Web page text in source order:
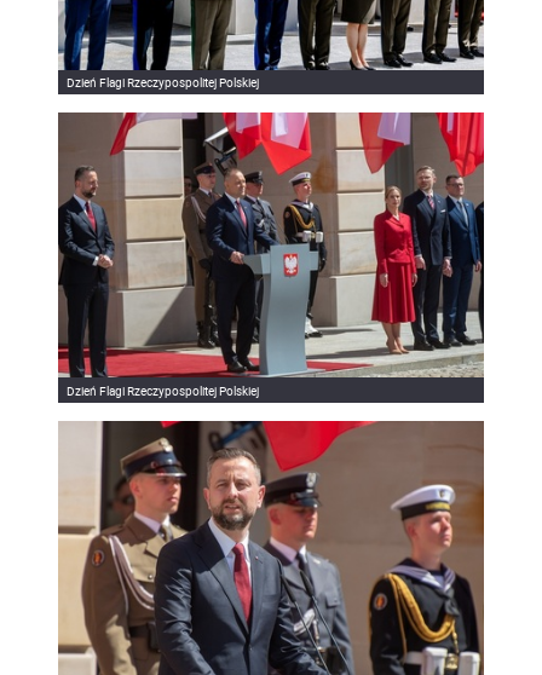
Dzień Flagi Rzeczypospolitej Polskiej
Dzień Flagi Rzeczypospolitej Polskiej